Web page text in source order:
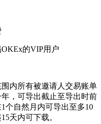
的VIP用户
内所有被邀请人交易账单
，可导出截止至导出时前
个自然月内可导出至多10
天内可下载。